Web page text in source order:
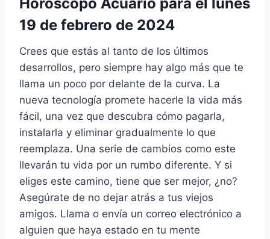
19 de febrero de 2024
Crees que estás al tanto de los últimos
desarrollos, pero siempre hay algo más que te
llama un poco por delante de la curva. La
nueva tecnología promete hacerle la vida más
fácil, una vez que descubra cómo pagarla,
instalarla y eliminar gradualmente lo que
reemplaza. Una serie de cambios como este
llevarán tu vida por un rumbo diferente. Y si
eliges este camino, tiene que ser mejor, ¿no?
Asegúrate de no dejar atrás a tus viejos
amigos. Llama o envía un correo electrónico a
alguien que haya estado en tu mente